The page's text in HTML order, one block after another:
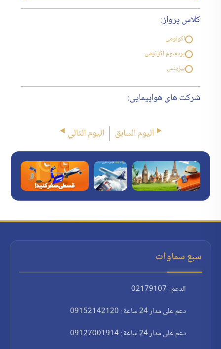
کلاس پرواز:
اکونومی
پریمیوم اکونومی
بیزینس
شرکت های هواپیمایی:
اليوم السابق اليوم التالي
سبع سماوات
الدعم : 02179107
دعم على مدار 24 ساعة : 09152142120
دعم على مدار 24 ساعة : 09127001914